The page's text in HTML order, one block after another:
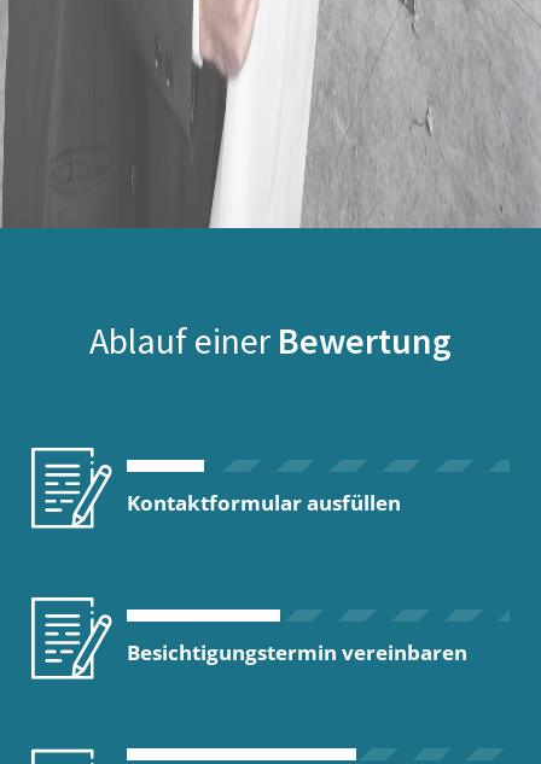
Ablauf einer Bewertung
Kontaktformular ausfüllen
Besichtigungstermin vereinbaren